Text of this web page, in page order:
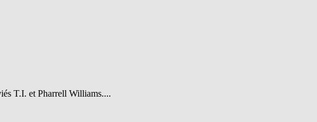
T.I. et Pharrell Williams....